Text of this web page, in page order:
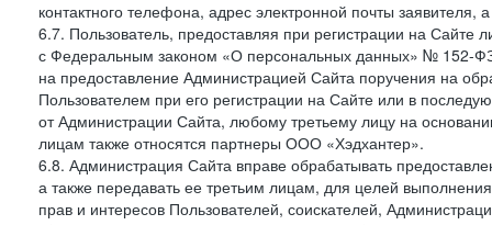
контактного телефона, адрес электронной почты
6.7. Пользователь, предоставляя при регистрации на
с Федеральным законом «О персональных данных» № 152-
на предоставление Администрацией Сайта поручения на
Пользователем при его регистрации на Сайте или в
от Администрации Сайта, любому третьему лицу на
лицам также относятся партнеры ООО «Хэдхантер».
6.8. Администрация Сайта вправе обрабатывать
а также передавать ее третьим лицам, для целей
прав и интересов Пользователей, соискателей,